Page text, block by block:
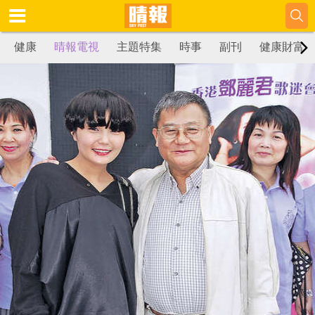
健康 晴報電視 主題特集 時事 副刊 健康財富